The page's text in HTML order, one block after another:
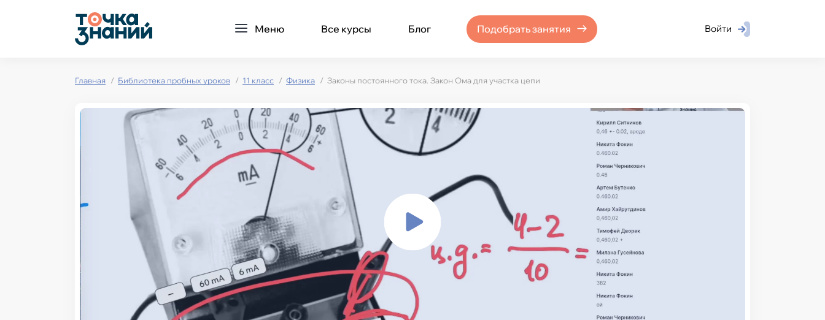
Меню Все курсы Блог Подобрать занятия Войти
Главная Библиотека пробных уроков 11 класс Физика Законы постоянного тока. Закон Ома для участка цепи